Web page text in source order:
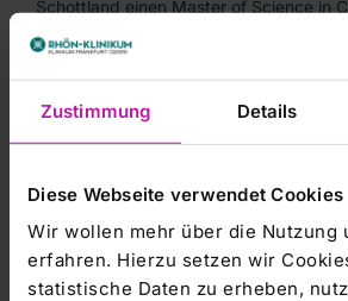
Zustimmung Details
Diese Webseite verwendet Cookies
Wir wollen mehr über die Nutzung
erfahren. Hierzu setzen wir
statistische Daten zu erheben,
Schottland einen Master of Science in
and Finance erlangt.
„Wir freuen uns, mit Jana Uhlig und
hervorragendes Führungsduo in Bad
pflegerische Kompetenz im ambulanten
Stefan Stranz, Mitglied des Vorstands
KLINIKUM AG und regional zuständig